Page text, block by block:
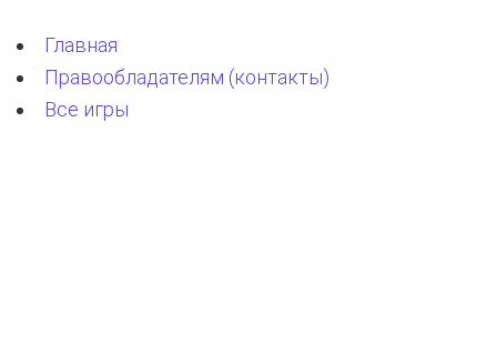
Главная
Правообладателям (контакты)
Все игры